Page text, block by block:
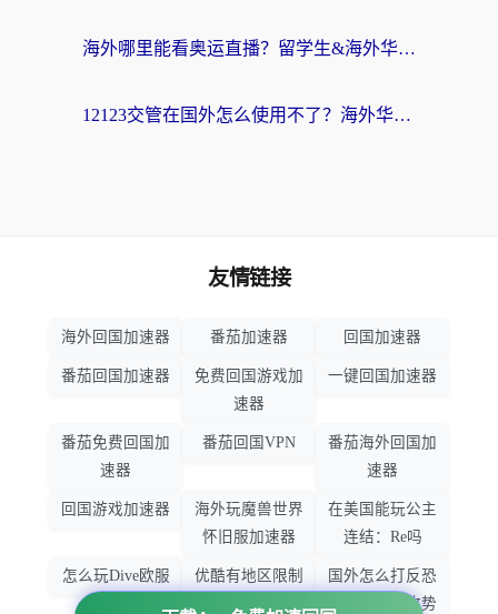
海外哪里能看奥运直播？留学生&海外华人必看的体育赛事观赛终极指南
12123交管在国外怎么使用不了？海外华人必看的无缝访问国内资源指南
友情链接
海外回国加速器 番茄加速器 回国加速器
番茄回国加速器
免费回国游戏加
速器
一键回国加速器
番茄免费回国加
速器
番茄回国VPN
番茄海外回国加
速器
回国游戏加速器
海外玩魔兽世界
怀旧服加速器
在美国能玩公主
连结：Re吗
怎么玩Dive欧服
优酷有地区限制
吗
国外怎么打反恐
精英：全球攻势